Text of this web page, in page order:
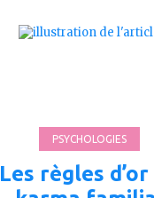
PSYCHOLOGIES
Les règles d’or